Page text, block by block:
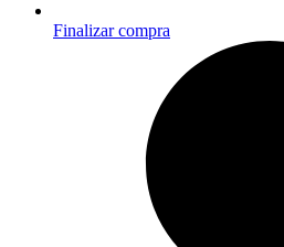
Finalizar compra